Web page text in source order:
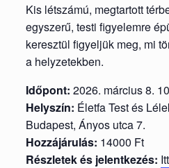
Kis létszámú, megtartott
egyszerű, testi figyelemre
keresztül figyeljük meg, mi
a helyzetekben.
Időpont: 2026. március 8.
Helyszín: Életfa Test és
Budapest, Ányos utca 7.
Hozzájárulás: 14000 Ft
Részletek és jelentkezés: